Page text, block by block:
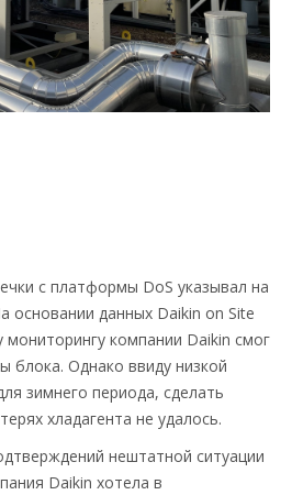
с платформы DoS указывал на
основании данных Daikin on Site
компании Daikin смог
блока. Однако ввиду низкой
зимнего периода, сделать
хладагента не удалось.
нештатной ситуации
Daikin хотела в